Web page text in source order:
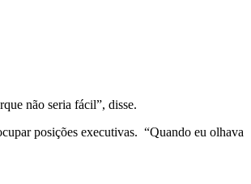
não seria fácil”, disse.
posições executivas. “Quando eu olhava